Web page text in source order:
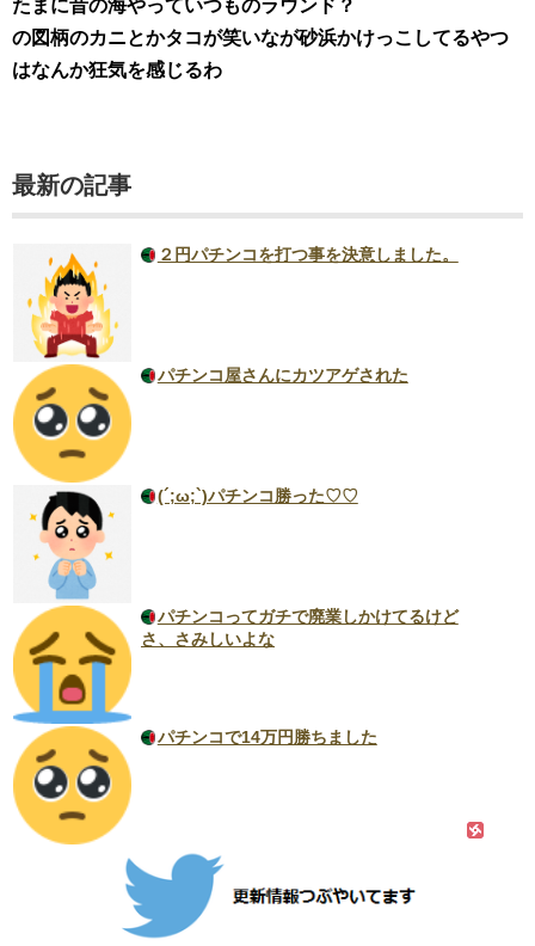
たまに昔の海やっていつものラウンド？
の図柄のカニとかタコが笑いなが砂浜かけっこしてるやつ
はなんか狂気を感じるわ
最新の記事
２円パチンコを打つ事を決意しました。
パチンコ屋さんにカツアゲされた
(´;ω;`)パチンコ勝った♡♡
パチンコってガチで廃業しかけてるけど
さ、さみしいよな
パチンコで14万円勝ちました